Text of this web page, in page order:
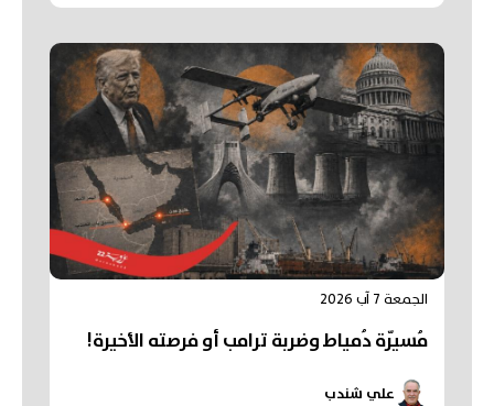
الجمعة 7 آب 2026
مُسيّرة دُمياط وضربة ترامب أو فرصته الأخيرة!
علي شندب